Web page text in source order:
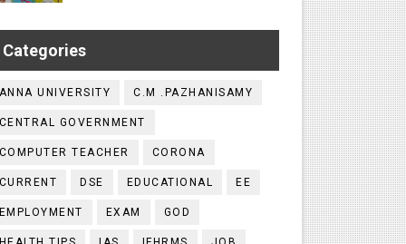
Categories
ANNA UNIVERSITY C.M .PAZHANISAMY
CENTRAL GOVERNMENT
COMPUTER TEACHER CORONA
CURRENT DSE EDUCATIONAL EE
EMPLOYMENT EXAM GOD